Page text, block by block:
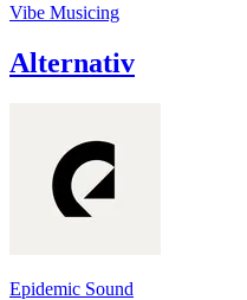
Vibe Musicing
Alternativ
Epidemic Sound